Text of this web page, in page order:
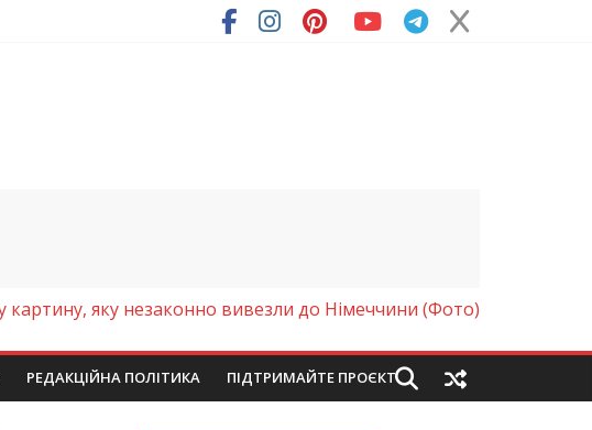
картину, яку незаконно вивезли до Німеччини (Фото)
РЕДАКЦІЙНА ПОЛІТИКА ПІДТРИМАЙТЕ ПРОЄКТ